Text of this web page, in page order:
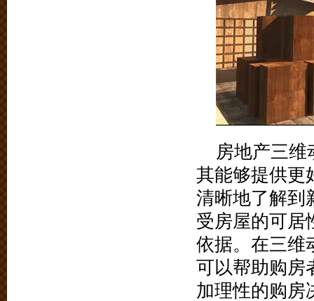
房地产三
其能够提供更
清晰地了解到
受房屋的可居
依据。在三维
可以帮助购房
加理性的购房